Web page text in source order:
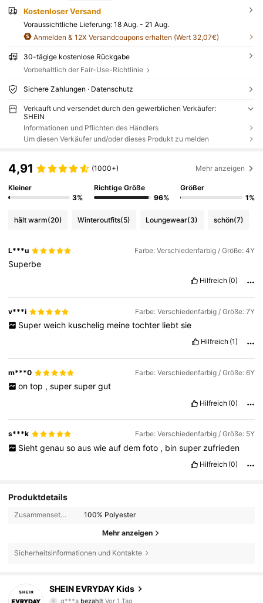
Kostenloser Versand
Voraussichtliche Lieferung: 18 Aug. - 21 Aug.
Anmelden & 12X Versandcoupons erhalten (Wert 32,07€)
30-tägige kostenlose Rückgabe
Vorbehaltlich der Fair-Use-Richtlinie
Sichere Zahlungen · Datenschutz
Verkauft und versendet durch den gewerblichen Verkäufer:
SHEIN
Informationen und Pflichten des Händlers
Um diesen Verkäufer und/oder dieses Produkt zu melden
4,91 (1000+) Mehr anzeigen
Kleiner
3%
Richtige Größe
96%
Größer
1%
hält warm(20) Winteroutfits(5) Loungewear(3) schön(7)
L***u Farbe: Verschiedenfarbig / Größe: 4Y
Superbe
Hilfreich (0)
v***i Farbe: Verschiedenfarbig / Größe: 7Y
Super weich kuschelig meine tochter liebt sie
Hilfreich (1)
m***0 Farbe: Verschiedenfarbig / Größe: 6Y
on top , super super gut
Hilfreich (0)
s***k Farbe: Verschiedenfarbig / Größe: 5Y
Sieht genau so aus wie auf dem foto , bin super zufrieden
Hilfreich (0)
Produktdetails
Zusammensetzung: 100% Polyester
Mehr anzeigen
Sicherheitsinformationen und Kontakte
SHEIN EVRYDAY Kids
4,90
426K Follower